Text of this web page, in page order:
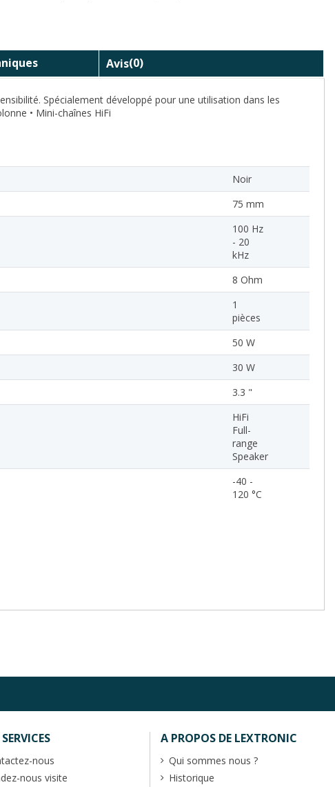
Avis(0)
Spécialement développé pour une utilisation dans les
• Mini-chaînes HiFi
Noir
75 mm
100 Hz
- 20
kHz
8 Ohm
1
pièces
50 W
30 W
3.3 "
HiFi
Full-
range
Speaker
-40 -
120 °C
nous
nous visite
A PROPOS DE LEXTRONIC
Qui sommes nous ?
Historique